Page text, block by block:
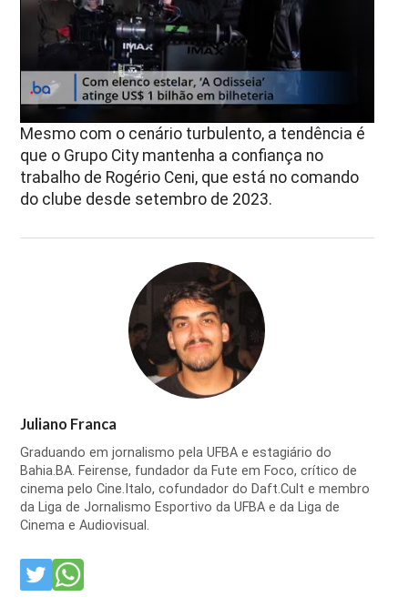
Mesmo com o cenário turbulento, a tendência é
que o Grupo City mantenha a confiança no
trabalho de Rogério Ceni, que está no comando
do clube desde setembro de 2023.
Juliano Franca
Graduando em jornalismo pela UFBA e estagiário do
Bahia.BA. Feirense, fundador da Fute em Foco, crítico de
cinema pelo Cine.Italo, cofundador do Daft.Cult e membro
da Liga de Jornalismo Esportivo da UFBA e da Liga de
Cinema e Audiovisual.